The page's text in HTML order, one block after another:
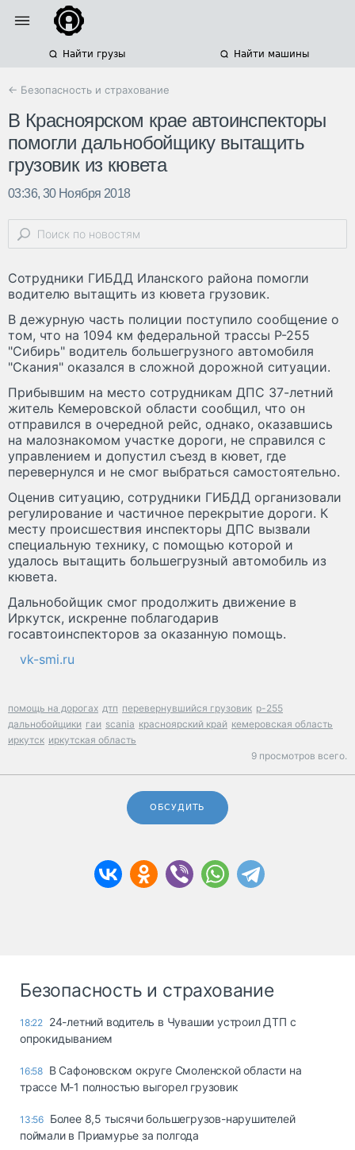
Найти грузы Найти машины
← Безопасность и страхование
В Красноярском крае автоинспекторы
помогли дальнобойщику вытащить
грузовик из кювета
03:36, 30 Ноября 2018
Сотрудники ГИБДД Иланского района помогли
водителю вытащить из кювета грузовик.
В дежурную часть полиции поступило сообщение о
том, что на 1094 км федеральной трассы Р-255
"Сибирь" водитель большегрузного автомобиля
"Скания" оказался в сложной дорожной ситуации.
Прибывшим на место сотрудникам ДПС 37-летний
житель Кемеровской области сообщил, что он
отправился в очередной рейс, однако, оказавшись
на малознакомом участке дороги, не справился с
управлением и допустил съезд в кювет, где
перевернулся и не смог выбраться самостоятельно.
Оценив ситуацию, сотрудники ГИБДД организовали
регулирование и частичное перекрытие дороги. К
месту происшествия инспекторы ДПС вызвали
специальную технику, с помощью которой и
удалось вытащить большегрузный автомобиль из
кювета.
Дальнобойщик смог продолжить движение в
Иркутск, искренне поблагодарив
госавтоинспекторов за оказанную помощь.
vk-smi.ru
помощь на дорогах дтп перевернувшийся грузовик р-255
дальнобойщики гаи scania красноярский край кемеровская область
иркутск иркутская область
9 просмотров всего.
ОБСУДИТЬ
Безопасность и страхование
18:22 24-летний водитель в Чувашии устроил ДТП с
опрокидыванием
16:58 В Сафоновском округе Смоленской области на
трассе М-1 полностью выгорел грузовик
13:56 Более 8,5 тысячи большегрузов-нарушителей
поймали в Приамурье за полгода